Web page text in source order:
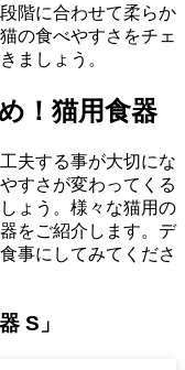
階に合わせて柔らか
の食べやすさをチェ
ましょう。
！猫用食器
夫する事が大切にな
すさが変わってくる
ょう。様々な猫用の
をご紹介します。デ
事にしてみてくださ
S」